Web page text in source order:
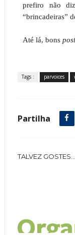
prefiro não
“brincadeiras”
Até lá, bons
Tags : parvoices
Partilha
TALVEZ GOSTES...